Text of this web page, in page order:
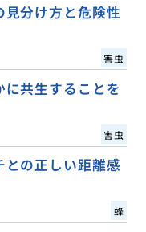
分け方と危険性
害虫
共生することを
害虫
との正しい距離感
蜂